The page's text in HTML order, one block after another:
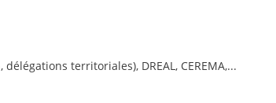
délégations territoriales), DREAL, CEREMA,...